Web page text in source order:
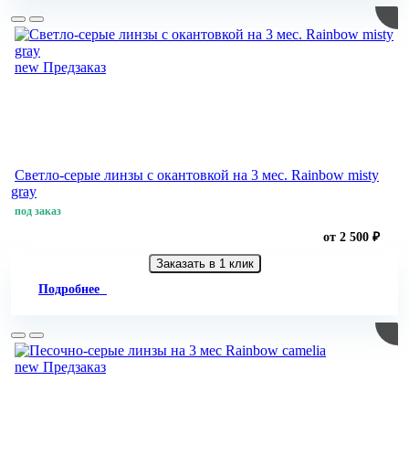
new Предзаказ
Светло-серые линзы с окантовкой на 3 мес. Rainbow misty
gray
под заказ
от 2 500 ₽
Заказать в 1 клик
Подробнее
new Предзаказ